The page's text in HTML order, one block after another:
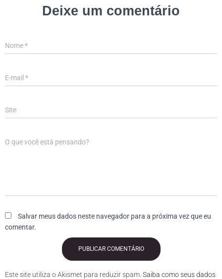
Deixe um comentário
Nome*
E-mail *
Site
O que você está pensando?
Salvar meus dados neste navegador para a próxima vez que eu
comentar.
Este site utiliza o Akismet para reduzir spam. Saiba como seus dados